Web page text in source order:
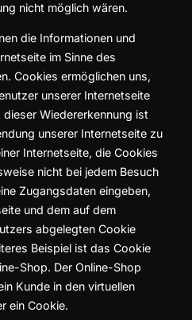
nicht möglich wären.
die Informationen und
im Sinne des
Cookies ermöglichen uns,
unserer Internetseite
Wiedererkennung ist
unserer Internetseite zu
Internetseite, die Cookies
nicht bei jedem Besuch
Zugangsdaten eingeben,
und dem auf dem
abgelegten Cookie
Beispiel ist das Cookie
Shop. Der Online-Shop
Kunde in den virtuellen
ein Cookie.